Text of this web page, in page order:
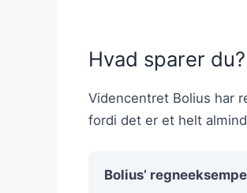
Hvad sparer du?
Videncentret Bolius har
fordi det er et helt
Bolius’